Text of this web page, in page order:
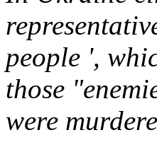
people ',
those
were